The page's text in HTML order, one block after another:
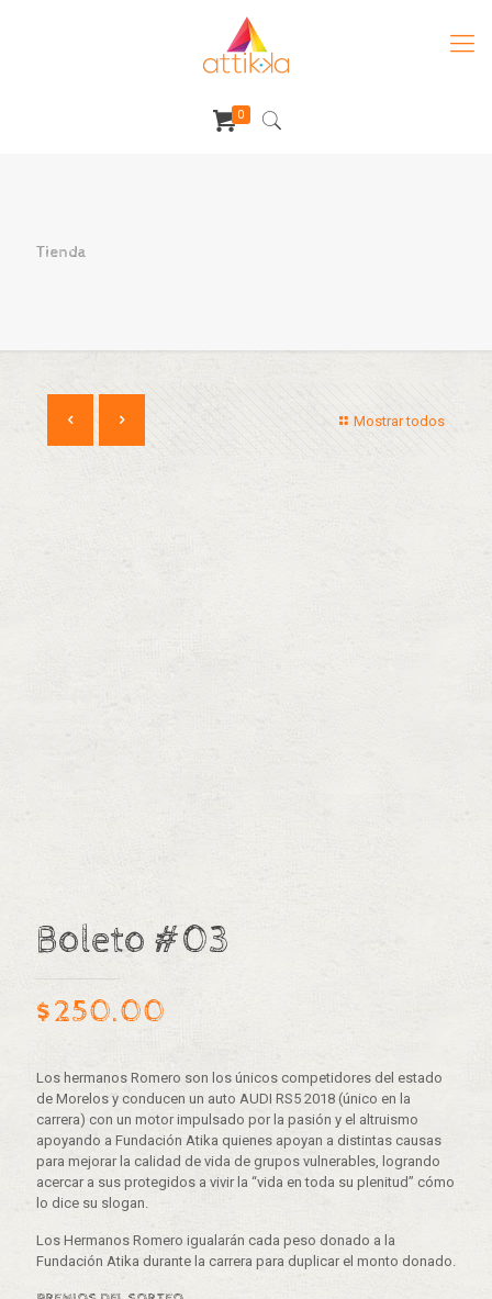
0
Tienda
Mostrar todos
Boleto #03
$250.00
Los hermanos Romero son los únicos competidores del estado
de Morelos y conducen un auto AUDI RS5 2018 (único en la
carrera) con un motor impulsado por la pasión y el altruismo
apoyando a Fundación Atika quienes apoyan a distintas causas
para mejorar la calidad de vida de grupos vulnerables, logrando
acercar a sus protegidos a vivir la “vida en toda su plenitud” cómo
lo dice su slogan.
Los Hermanos Romero igualarán cada peso donado a la
Fundación Atika durante la carrera para duplicar el monto donado.